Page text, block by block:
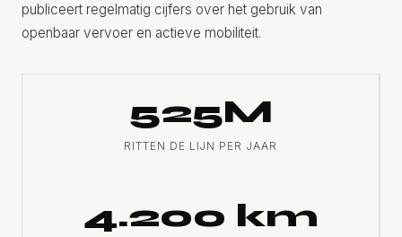
publiceert regelmatig cijfers over het gebruik van
openbaar vervoer en actieve mobiliteit.
525M
RITTEN DE LIJN PER JAAR
4.200 km